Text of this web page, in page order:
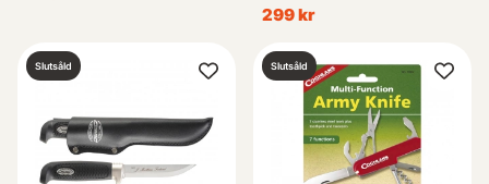
299 kr
Slutsåld Slutsåld